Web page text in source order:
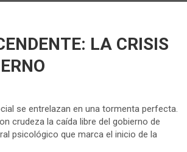
LA CRISIS
se entrelazan en una tormenta perfecta.
crudeza la caída libre del gobierno de
psicológico que marca el inicio de la